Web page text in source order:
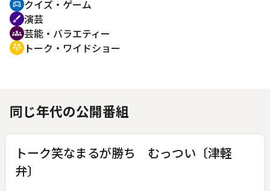
sports_esports クイズ・ゲーム
brush 演芸
groups 芸能・バラエティー
adaptive_audio_mic トーク・ワイドショー
同じ年代の公開番組
トーク笑なまるが勝ち むっつい〔津軽
弁〕